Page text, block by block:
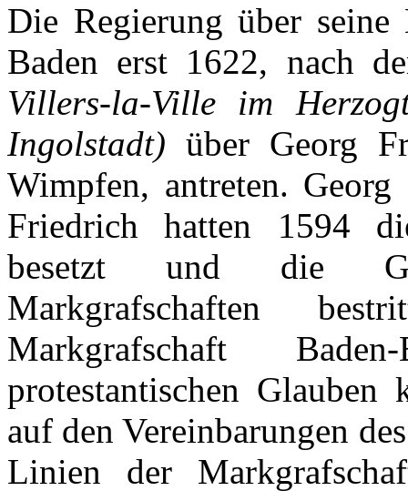
Die Regierung über seine
Baden erst 1622, nach
Villers-la-Ville
im
Ingolstadt) über Georg
Wimpfen, antreten.
Friedrichhatten 1594
besetzt und die
Markgrafschaften
Markgrafschaft
protestantischen Glauben
auf denVereinbarungen
Linien
der